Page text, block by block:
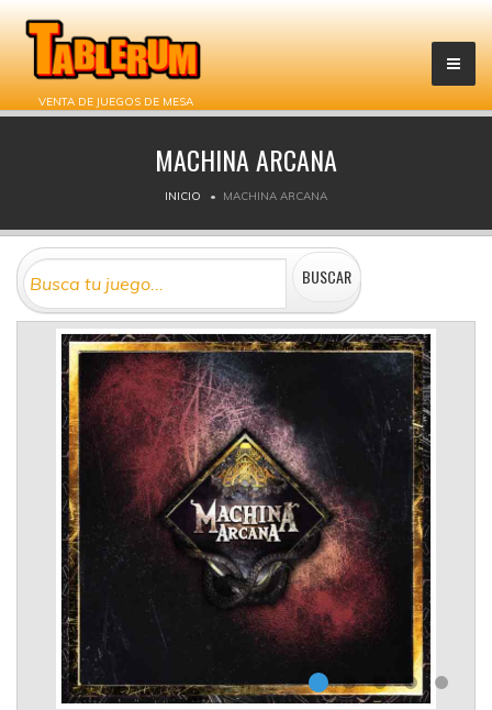
VENTA DE JUEGOS DE MESA
MACHINA ARCANA
INICIO MACHINA ARCANA